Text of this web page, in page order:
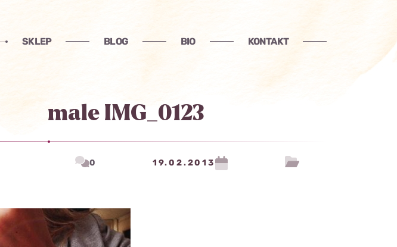
SKLEP BLOG BIO KONTAKT
male IMG_0123
0 19.02.2013